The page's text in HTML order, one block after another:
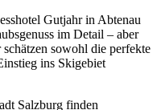
Gutjahr in Abtenau
im Detail – aber
sowohl die perfekte
ins Skigebiet
Salzburg finden